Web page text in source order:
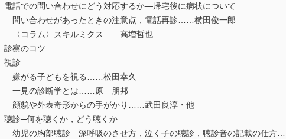
電話での問い合わせにどう対応するか―帰宅後に病状について
問い合わせがあったときの注意点，電話再診……横田俊一郎
〈コラム〉スキルミクス……高増哲也
診察のコツ
視診
嫌がる子どもを視る……松田幸久
一見の診断学とは……原 朋邦
顔貌や外表奇形からの手がかり……武田良淳・他
聴診─何を聴くか，どう聴くか
幼児の胸部聴診―深呼吸のさせ方，泣く子の聴診，聴診音の記載の仕方